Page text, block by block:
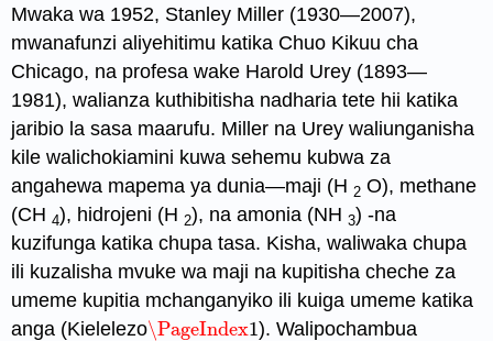
Mwaka wa 1952, Stanley Miller (1930—2007),
mwanafunzi aliyehitimu katika Chuo Kikuu cha
Chicago, na profesa wake Harold Urey (1893—
1981), walianza kuthibitisha nadharia tete hii katika
jaribio la sasa maarufu. Miller na Urey waliunganisha
kile walichokiamini kuwa sehemu kubwa za
angahewa mapema ya dunia—maji (H 2 O), methane
(CH 4), hidrojeni (H 2), na amonia (NH3) -na
kuzifunga katika chupa tasa. Kisha, waliwaka chupa
ili kuzalisha mvuke wa maji na kupitisha cheche za
umeme kupitia mchanganyiko ili kuiga umeme katika
anga (Kielelezo\PageIndex1
\PageIndex1). Walipochambua